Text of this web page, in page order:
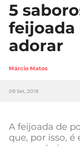
Carreira
Casa
Lifestyle
5
feijoada
adorar
Márcio Matos
08 Set, 2018
A feijoada de
que, por isso,